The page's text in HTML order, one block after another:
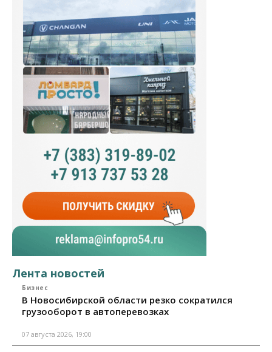
Лента новостей
Бизнес
В Новосибирской области резко сократился
грузооборот в автоперевозках
07 августа 2026, 19:00